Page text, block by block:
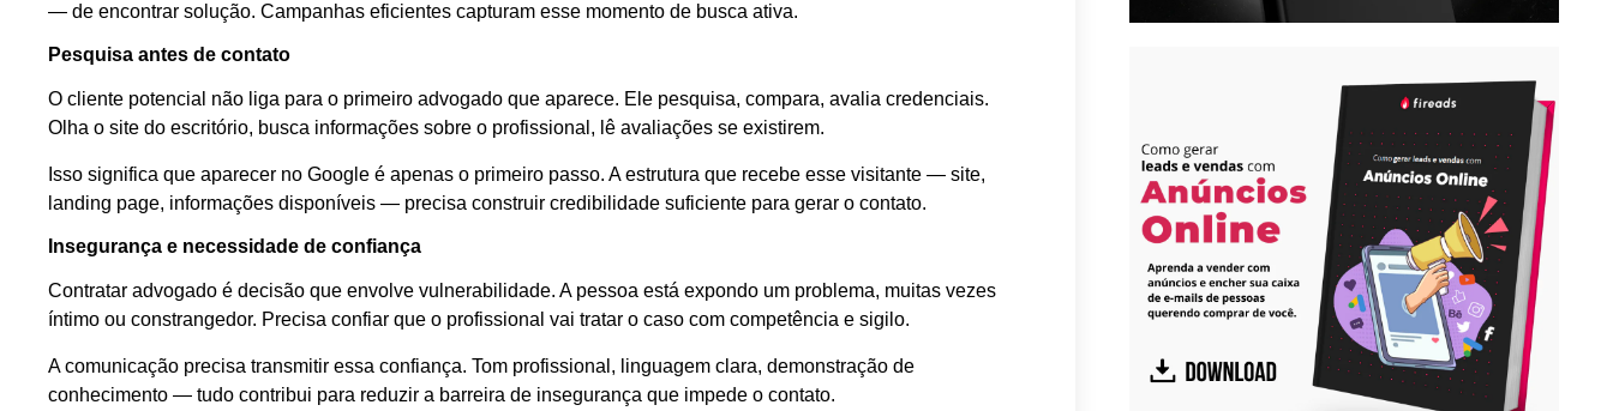
— de encontrar solução. Campanhas eficientes capturam esse momento de busca ativa.
Pesquisa antes de contato
O cliente potencial não liga para o primeiro advogado que aparece. Ele pesquisa, compara, avalia credenciais.
Olha o site do escritório, busca informações sobre o profissional, lê avaliações se existirem.
Isso significa que aparecer no Google é apenas o primeiro passo. A estrutura que recebe esse visitante — site,
landing page, informações disponíveis — precisa construir credibilidade suficiente para gerar o contato.
Insegurança e necessidade de confiança
Contratar advogado é decisão que envolve vulnerabilidade. A pessoa está expondo um problema, muitas vezes
íntimo ou constrangedor. Precisa confiar que o profissional vai tratar o caso com competência e sigilo.
A comunicação precisa transmitir essa confiança. Tom profissional, linguagem clara, demonstração de
conhecimento — tudo contribui para reduzir a barreira de insegurança que impede o contato.